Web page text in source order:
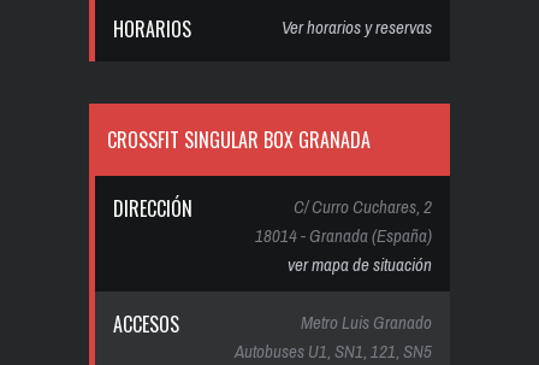
HORARIOS Ver horarios y reservas
CROSSFIT SINGULAR BOX GRANADA
DIRECCIÓN
C/ Curro Cuchares, 2
18014 - Granada (España)
ver mapa de situación
ACCESOS
Metro Luis Granado
Autobuses U1, SN1, 121, SN5